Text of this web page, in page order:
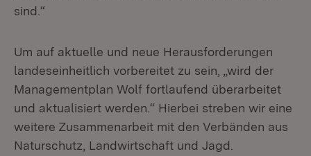
sind.“
Um auf aktuelle und neue Herausforderungen
landeseinheitlich vorbereitet zu sein, „wird der
Managementplan Wolf fortlaufend überarbeitet
und aktualisiert werden.“ Hierbei streben wir eine
weitere Zusammenarbeit mit den Verbänden aus
Naturschutz, Landwirtschaft und Jagd.